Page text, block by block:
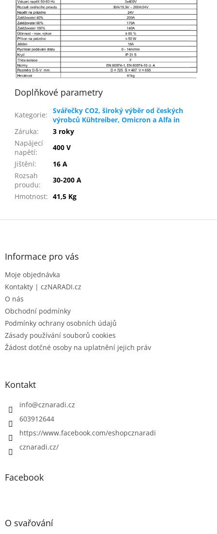
Doplňkové parametry
Kategorie:
Svářečky CO2, široký výběr od českých
výrobců Kühtreiber, Omicron a Alfa in
Záruka:
3 roky
Napájecí
napětí:
400 V
Jištění:
16 A
Rozsah
proudu:
30-200 A
Hmotnost: 41,5 Kg
Z
Informace pro vás
Moje objednávka
Kontakty | czNARADI.cz
O nás
Obchodní podmínky
Podmínky ochrany osobních údajů
Zásady používání souborů cookies
Žádost dotčné osoby na uplatnění jejich práv
Kontakt
info@cznaradi.cz
603912644
https://www.facebook.com/eshopcznaradi
cznaradi.cz/
Facebook
O svařování